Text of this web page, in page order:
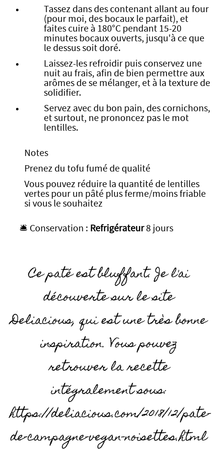
Tassez dans des contenant allant au four
(pour moi, des bocaux le parfait), et
faites cuire à 180°C pendant 15-20
minutes bocaux ouverts, jusqu'à ce que
le dessus soit doré.
Laissez-les refroidir puis conservez une
nuit au frais, afin de bien permettre aux
arômes de se mélanger, et à la texture de
solidifier.
Servez avec du bon pain, des cornichons,
et surtout, ne prononcez pas le mot
lentilles.
Notes
Prenez du tofu fumé de qualité
Vous pouvez réduire la quantité de lentilles
vertes pour un pâté plus ferme/moins friable
si vous le souhaitez
🛎️ Conservation : Refrigérateur8 jours
Ce paté est bluffant. Je l'ai
découverte sur le site
Deliacious, qui est une très bonne
inspiration. Vous pouvez
retrouver la recette
intégralement sous:
https://deliacious.com/2018/12/pate-
de-campagne-vegan-noisettes.html